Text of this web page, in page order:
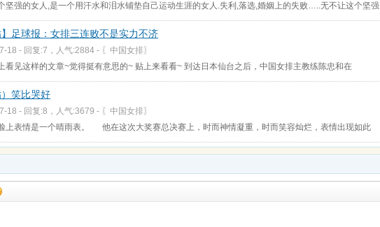
坚强的女人,是一个用汗水和泪水铺垫自己运动生涯的女人.失利,落选,婚姻上的失败…..无不让这个坚强
】足球报：女排三连败不是实力不济
18 - 回复:7，人气:2884 - 〖中国女排〗
看见这样的文章~觉得挺有意思的~ 贴上来看看~ 到达日本仙台之后，中国女排主教练陈忠和在
）笑比哭好
18 - 回复:8，人气:3679 - 〖中国女排〗
上表情是一个晴雨表。 他在这次大奖赛总决赛上，时而神情凝重，时而笑容灿烂，表情出现如此